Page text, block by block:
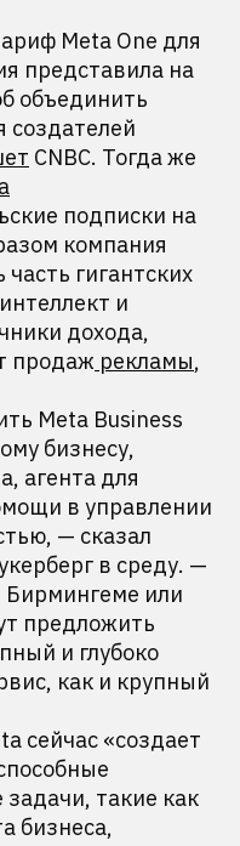
Meta One для
представила на
объединить
создателей
CNBC. Тогда же
подписки на
компания
гигантских
и
дохода,
продаж рекламы,
Meta Business
бизнесу,
агента для
в управлении
— сказал
в среду. —
или
предложить
и глубоко
как и крупный
сейчас «создает
такие как
бизнеса,